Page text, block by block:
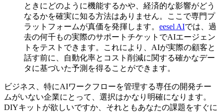
ときにどのように機能するかや、経済的な影響がどう
なるかを確実に知る方法はありません。ここで専門プ
ラットフォームが真価を発揮します。 eesel AIでは、過
去の何千もの実際のサポートチケットでAIエージェン
トをテストできます。これにより、AIが実際の顧客と
話す前に、自動化率とコスト削減に関する確かなデー
タに基づいた予測を得ることができます。
ビジネス、特にAIワークフローを管理する専任の開発チー
ムがいない企業にとって、選択はかなり明確になります。
DIYキットが欲しいですか、それともあなたの課題をすぐに